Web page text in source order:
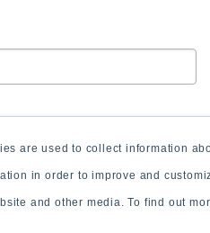
are used to collect information
in order to improve and
and other media. To find out